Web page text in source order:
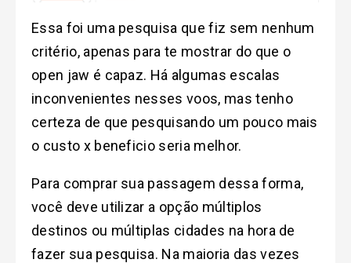
Essa foi uma pesquisa que fiz sem nenhum
critério, apenas para te mostrar do que o
open jaw é capaz. Há algumas escalas
inconvenientes nesses voos, mas tenho
certeza de que pesquisando um pouco mais
o custo x beneficio seria melhor.
Para comprar sua passagem dessa forma,
você deve utilizar a opção múltiplos
destinos ou múltiplas cidades na hora de
fazer sua pesquisa. Na maioria das vezes